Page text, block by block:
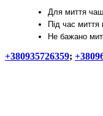
Для миття
Під час миття
Не бажано
+380935726359;